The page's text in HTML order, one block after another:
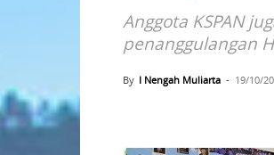
Anggota KSPAN
penanggulangan
By I Nengah Muliarta - 19/10/